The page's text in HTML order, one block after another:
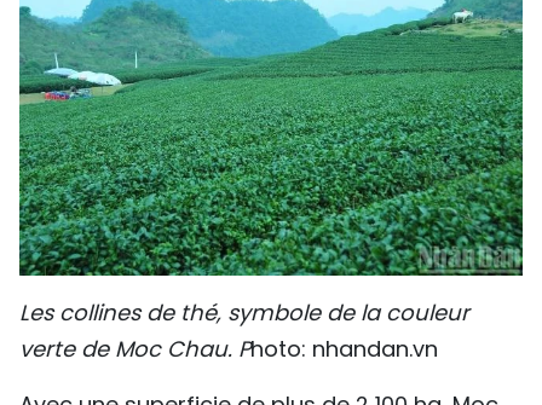
Les collines de thé, symbole de la couleur
verte de Moc Chau. Photo: nhandan.vn